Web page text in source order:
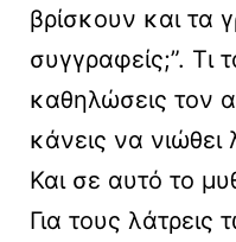
βρίσκουν και τα
συγγραφείς;”. Τι
καθηλώσεις τον
κάνεις να νιώθει
Και σε αυτό το
Για τους